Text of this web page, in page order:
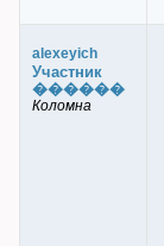
alexeyich
Участник
������
Коломна